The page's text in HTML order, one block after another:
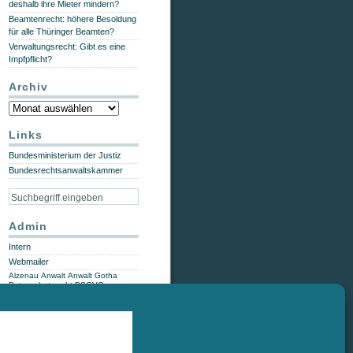
deshalb ihre Mieter mindern?
Beamtenrecht: höhere Besoldung
für alle Thüringer Beamten?
Verwaltungsrecht: Gibt es eine
Impfpflicht?
Archiv
Archiv
Links
Bundesministerium der Justiz
Bundesrechtsanwaltskammer
Admin
Intern
Webmailer
Alzenau Anwalt Anwalt Gotha
Datenschutzrecht DSGVO